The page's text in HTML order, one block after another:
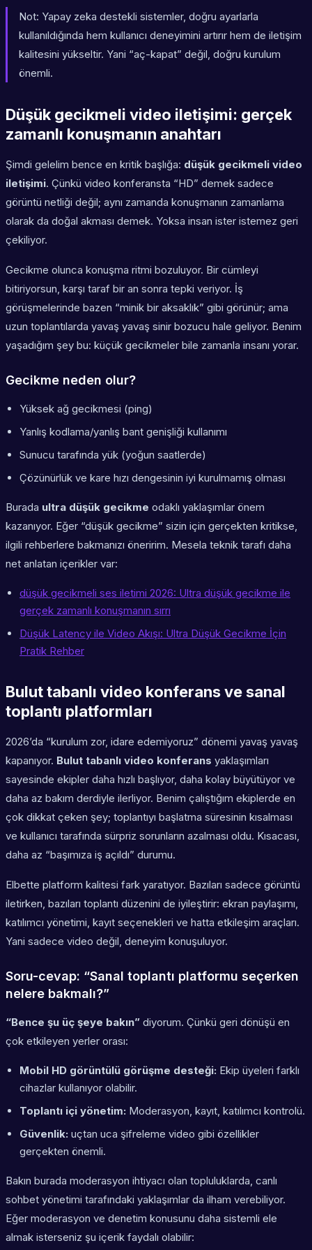
Not: Yapay zeka destekli sistemler, doğru ayarlarla
kullanıldığında hem kullanıcı deneyimini artırır hem de iletişim
kalitesini yükseltir. Yani “aç-kapat” değil, doğru kurulum
önemli.
Düşük gecikmeli video iletişimi: gerçek
zamanlı konuşmanın anahtarı
Şimdi gelelim bence en kritik başlığa: düşük gecikmeli video
iletişimi. Çünkü video konferansta “HD” demek sadece
görüntü netliği değil; aynı zamanda konuşmanın zamanlama
olarak da doğal akması demek. Yoksa insan ister istemez geri
çekiliyor.
Gecikme olunca konuşma ritmi bozuluyor. Bir cümleyi
bitiriyorsun, karşı taraf bir an sonra tepki veriyor. İş
görüşmelerinde bazen “minik bir aksaklık” gibi görünür; ama
uzun toplantılarda yavaş yavaş sinir bozucu hale geliyor. Benim
yaşadığım şey bu: küçük gecikmeler bile zamanla insanı yorar.
Gecikme neden olur?
Yüksek ağ gecikmesi (ping)
Yanlış kodlama/yanlış bant genişliği kullanımı
Sunucu tarafında yük (yoğun saatlerde)
Çözünürlük ve kare hızı dengesinin iyi kurulmamış olması
Burada ultra düşük gecikme odaklı yaklaşımlar önem
kazanıyor. Eğer “düşük gecikme” sizin için gerçekten kritikse,
ilgili rehberlere bakmanızı öneririm. Mesela teknik tarafı daha
net anlatan içerikler var:
düşük gecikmeli ses iletimi 2026: Ultra düşük gecikme ile
gerçek zamanlı konuşmanın sırrı
Düşük Latency ile Video Akışı: Ultra Düşük Gecikme İçin
Pratik Rehber
Bulut tabanlı video konferans ve sanal
toplantı platformları
2026’da “kurulum zor, idare edemiyoruz” dönemi yavaş yavaş
kapanıyor. Bulut tabanlı video konferans yaklaşımları
sayesinde ekipler daha hızlı başlıyor, daha kolay büyütüyor ve
daha az bakım derdiyle ilerliyor. Benim çalıştığım ekiplerde en
çok dikkat çeken şey; toplantıyı başlatma süresinin kısalması
ve kullanıcı tarafında sürpriz sorunların azalması oldu. Kısacası,
daha az “başımıza iş açıldı” durumu.
Elbette platform kalitesi fark yaratıyor. Bazıları sadece görüntü
iletirken, bazıları toplantı düzenini de iyileştirir: ekran paylaşımı,
katılımcı yönetimi, kayıt seçenekleri ve hatta etkileşim araçları.
Yani sadece video değil, deneyim konuşuluyor.
Soru-cevap: “Sanal toplantı platformu seçerken
nelere bakmalı?”
“Bence şu üç şeye bakın” diyorum. Çünkü geri dönüşü en
çok etkileyen yerler orası:
Mobil HD görüntülü görüşme desteği: Ekip üyeleri farklı
cihazlar kullanıyor olabilir.
Toplantı içi yönetim: Moderasyon, kayıt, katılımcı kontrolü.
Güvenlik: uçtan uca şifreleme video gibi özellikler
gerçekten önemli.
Bakın burada moderasyon ihtiyacı olan topluluklarda, canlı
sohbet yönetimi tarafındaki yaklaşımlar da ilham verebiliyor.
Eğer moderasyon ve denetim konusunu daha sistemli ele
almak isterseniz şu içerik faydalı olabilir: